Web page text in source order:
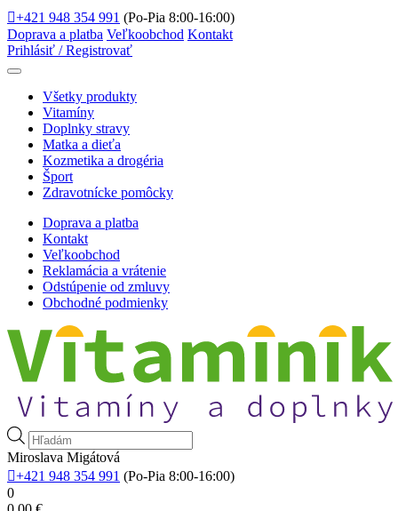
+421 948 354 991 (Po-Pia 8:00-16:00)
Doprava a platba Veľkoobchod Kontakt
Prihlásiť / Registrovať
Všetky produkty
Vitamíny
Doplnky stravy
Matka a dieťa
Kozmetika a drogéria
Šport
Zdravotnícke pomôcky
Doprava a platba
Kontakt
Veľkoobchod
Reklamácia a vrátenie
Odstúpenie od zmluvy
Obchodné podmienky
Products
search
Miroslava Migátová
+421 948 354 991 (Po-Pia 8:00-16:00)
0